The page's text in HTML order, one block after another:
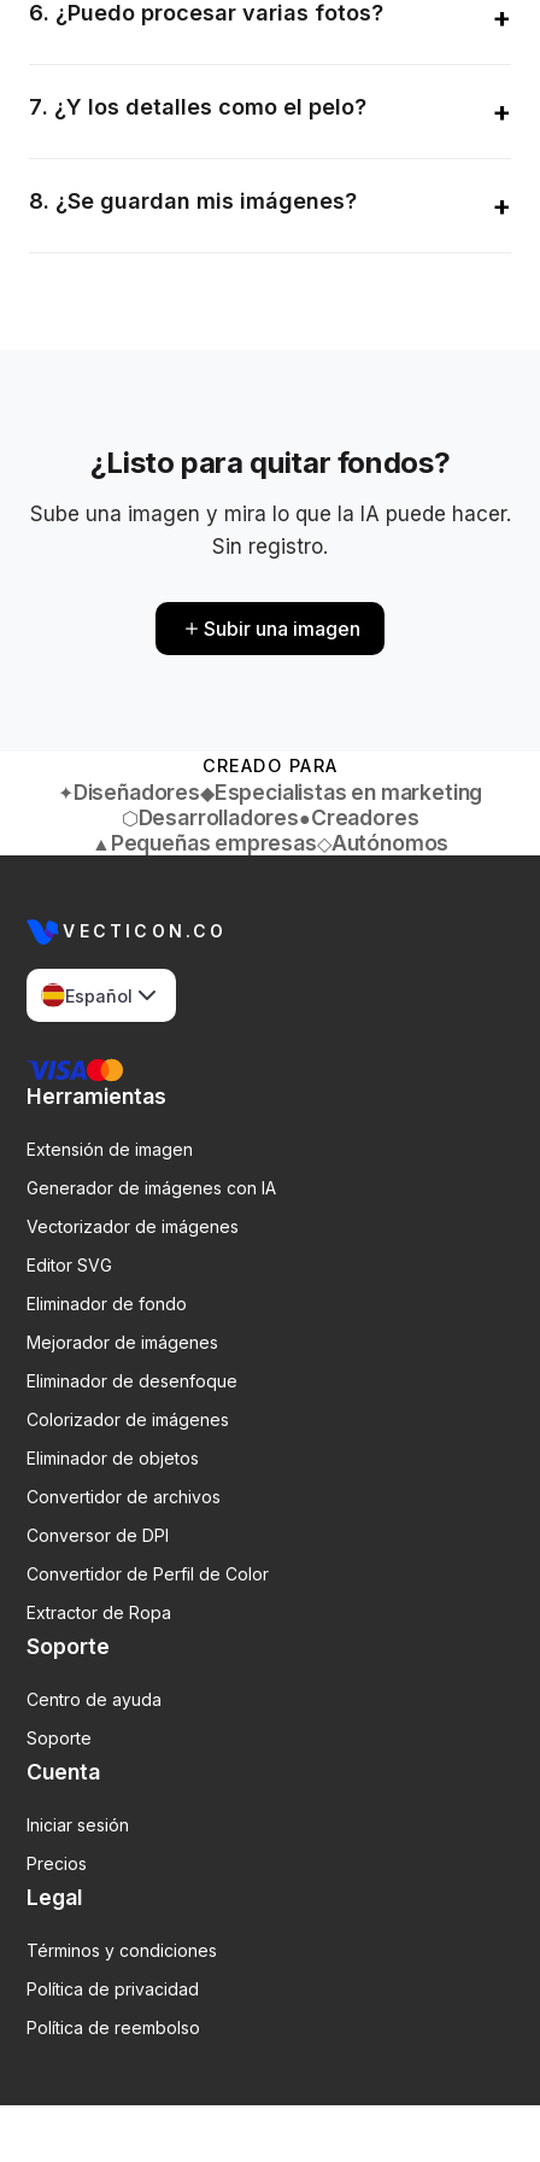
resolución sin pérdida de calidad.
6. ¿Puedo procesar varias fotos? +
varias imágenes a la vez.
7. ¿Y los detalles como el pelo? +
cabellos y pelaje para un look natural.
8. ¿Se guardan mis imágenes? +
¿Listo para quitar fondos?
Sube una imagen y mira lo que la IA puede hacer.
Sin registro.
Subir una imagen
CREADO PARA
✦Diseñadores◆Especialistas en marketing
⬡Desarrolladores●Creadores
▲ Pequeñas empresas◇Autónomos
VECTICON.CO
Español
Herramientas
Extensión de imagen
Generador de imágenes con IA
Vectorizador de imágenes
Editor SVG
Eliminador de fondo
Mejorador de imágenes
Eliminador de desenfoque
Colorizador de imágenes
Eliminador de objetos
Convertidor de archivos
Conversor de DPI
Convertidor de Perfil de Color
Extractor de Ropa
Soporte
Centro de ayuda
Soporte
Cuenta
Iniciar sesión
Precios
Legal
Términos y condiciones
Política de privacidad
Política de reembolso